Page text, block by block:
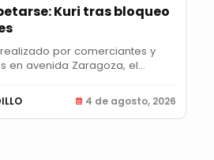
Kuri tras bloqueo
por comerciantes y
en avenida Zaragoza, el...
4 de agosto, 2026